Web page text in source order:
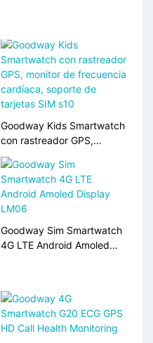
Goodway Kids Smartwatch
con rastreador GPS,
monitor de frecuencia
cardíaca, soporte de
tarjetas SIM s10
Goodway Sim Smartwatch
4G LTE Android Amoled